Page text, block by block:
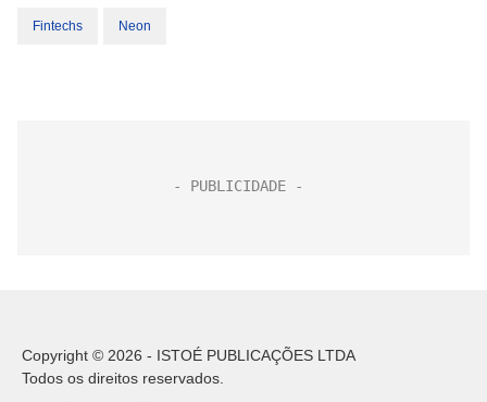
Fintechs Neon
Copyright © 2026 - ISTOÉ PUBLICAÇÕES LTDA
Todos os direitos reservados.